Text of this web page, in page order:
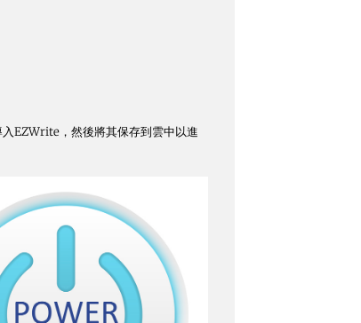
EZWrite，然後將其保存到雲中以進